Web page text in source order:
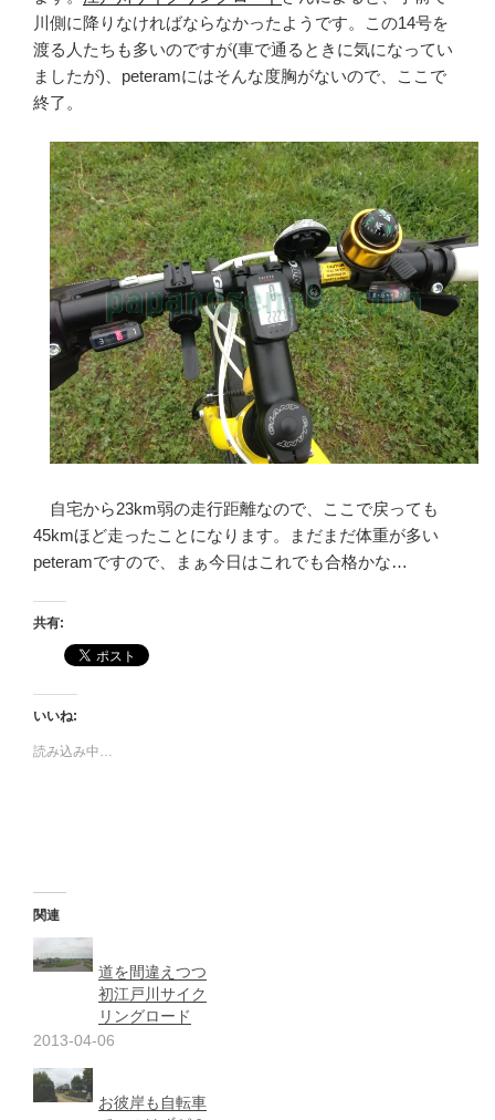
川側に降りなければならなかったようです。この14号を
渡る人たちも多いのですが(車で通るときに気になってい
ましたが)、peteramにはそんな度胸がないので、ここで
終了。
自宅から23km弱の走行距離なので、ここで戻っても
45kmほど走ったことになります。まだまだ体重が多い
peteramですので、まぁ今日はこれでも合格かな…
共有:
いいね:
読み込み中…
関連
道を間違えつつ
初江戸川サイク
リングロード
2013-04-06
お彼岸も自転車